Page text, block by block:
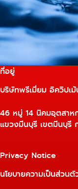
ที่อยู่
บริษัทพรีเมี่ยม อิควิปเ
46 หมู่ 14 นิคมอุตสาห
แขวงมีนบุรี เขตมีนบุรี
Privacy Notice
นโยบายความเป็นส่วนตั